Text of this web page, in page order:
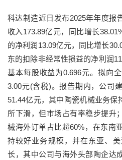
科达制造近日发布2025年年度报
收入173.89亿元，同比增长
的净利润13.09亿元，同比增长
东的扣除非经常性损益的净利润
基本每股收益为0.696元。拟向
3.00元(含税)。报告期内，公司
51.44亿元，其中陶瓷机械业务保
所下滑，但市场占有率稳步提升
械海外订单占比超60%，在东南
持较好业务规模，并在东亚、
长，其中公司与海外头部陶企达